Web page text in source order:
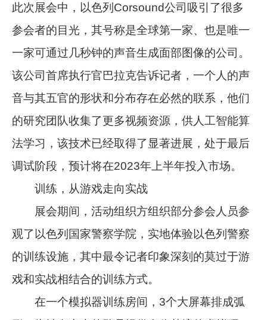
此次展会中，以色列Corsound公司吸引了很多
参会者的目光，其号称是全球第一家、也是唯一
一家可通过几秒钟的声音生成面部图像的公司。
该公司首席执行官巴拉克告诉记者，一个人的声
音与其五官的形状和分布存在必然的联系，他们
的研究团队收集了更多视频资源，供人工智能算
法学习，该技术已经取得了显著进展，处于最后
调试阶段，预计将在2023年上半年投入市场。
训练，从游戏走向实战
展会期间，活动组织方组织部分参会人员参
观了以色列国家警察学院，实地体验以色列警察
的训练设施，其中最令记者印象深刻的莫过于游
戏和实战相结合的训练方式。
在一个模拟器训练房间，3个大屏幕排成弧